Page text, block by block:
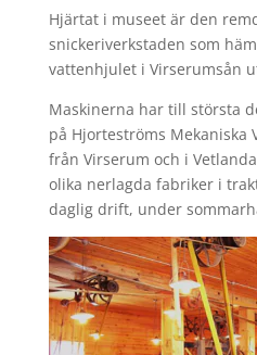
Hjärtat i museet är den
snickeriverkstaden som
vattenhjulet i Virserumsån
Maskinerna har till största
på Hjorteströms Mekaniska
från Virserum och i
olika nerlagda fabriker i
daglig drift, under